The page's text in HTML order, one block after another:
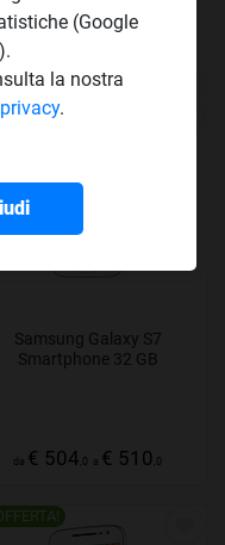
Samsung Galaxy S7
Smartphone 32 GB
da € 504 ,0 a € 510 ,0
(Google
la nostra
.